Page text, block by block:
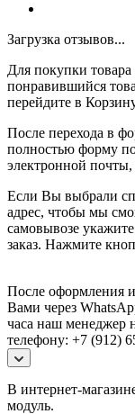
Загрузка отзывов...
Для покупки
понравившийся
перейдите в
После перехода в
полностью форму
электронной почты,
Если Вы выбрали
адрес, чтобы мы
самовывозе укажите
заказ. Нажмите
После оформления и
Вами через
часа наш менеджер
телефону: +7 (912)
В интернет-
модуль.